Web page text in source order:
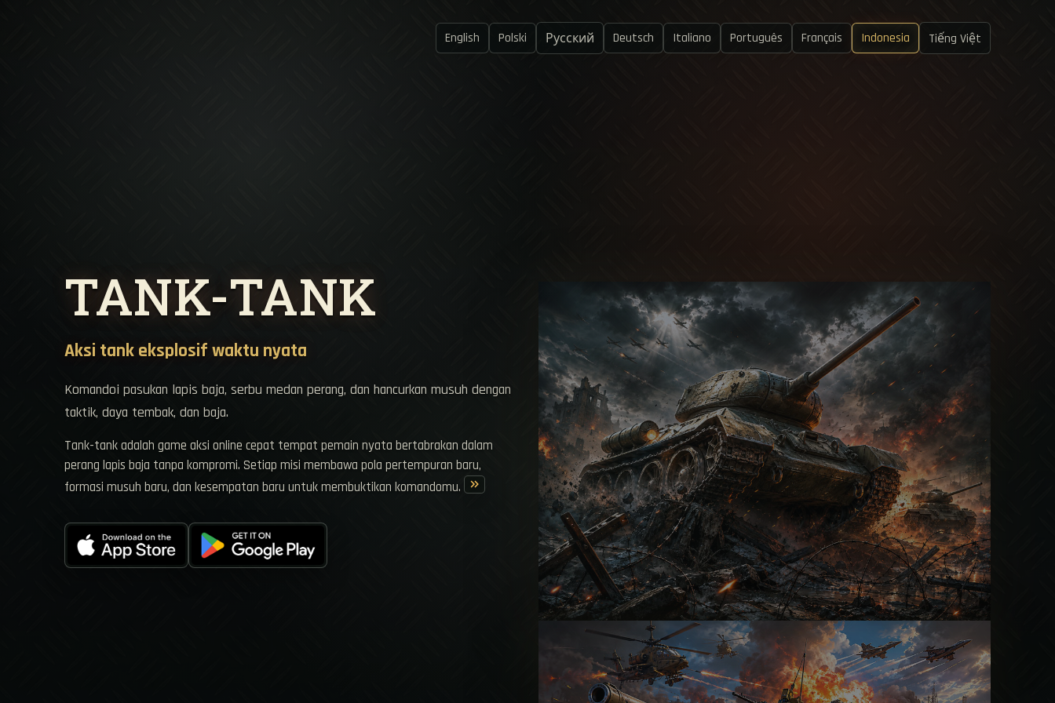
English Polski Русский Deutsch Italiano Português Français Indonesia Tiếng Việt
TANK-TANK
Aksi tank eksplosif waktu nyata
Komandoi pasukan lapis baja, serbu medan perang, dan hancurkan musuh dengan
taktik, daya tembak, dan baja.
Tank-tank adalah game aksi online cepat tempat pemain nyata bertabrakan dalam
perang lapis baja tanpa kompromi. Setiap misi membawa pola pertempuran baru,
formasi musuh baru, dan kesempatan baru untuk membuktikan komandomu.
keyboard_double_arrow_right